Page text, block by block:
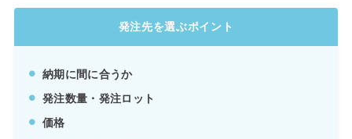
発注先を選ぶポイント
納期に間に合うか
発注数量・発注ロット
価格